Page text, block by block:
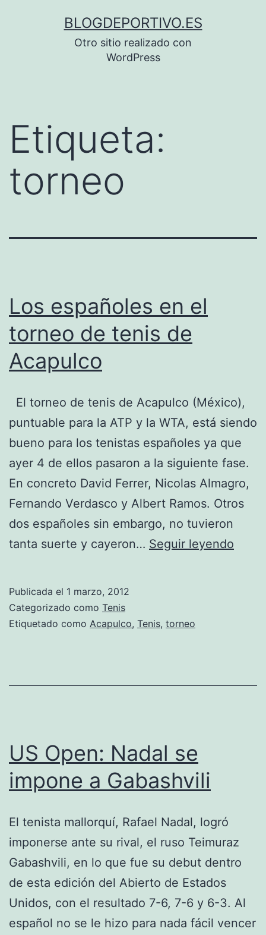
BLOGDEPORTIVO.ES
Otro sitio realizado con
WordPress
Etiqueta:
torneo
Los españoles en el
torneo de tenis de
Acapulco
El torneo de tenis de Acapulco (México),
puntuable para la ATP y la WTA, está siendo
bueno para los tenistas españoles ya que
ayer 4 de ellos pasaron a la siguiente fase.
En concreto David Ferrer, Nicolas Almagro,
Fernando Verdasco y Albert Ramos. Otros
dos españoles sin embargo, no tuvieron
tanta suerte y cayeron… Seguir leyendo
de
Publicada el 1 marzo, 2012
Categorizado como Tenis
Etiquetado como Acapulco, Tenis, torneo
US Open: Nadal se
impone a Gabashvili
El tenista mallorquí, Rafael Nadal, logró
imponerse ante su rival, el ruso Teimuraz
Gabashvili, en lo que fue su debut dentro
de esta edición del Abierto de Estados
Unidos, con el resultado 7-6, 7-6 y 6-3. Al
español no se le hizo para nada fácil vencer